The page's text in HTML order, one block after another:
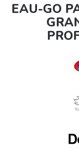
EAU-GO